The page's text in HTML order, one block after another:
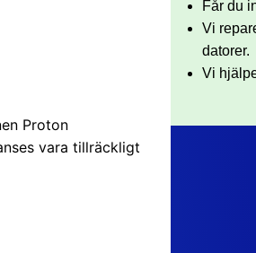
Proton
vara tillräckligt
Får du
Vi
datorer.
Vi